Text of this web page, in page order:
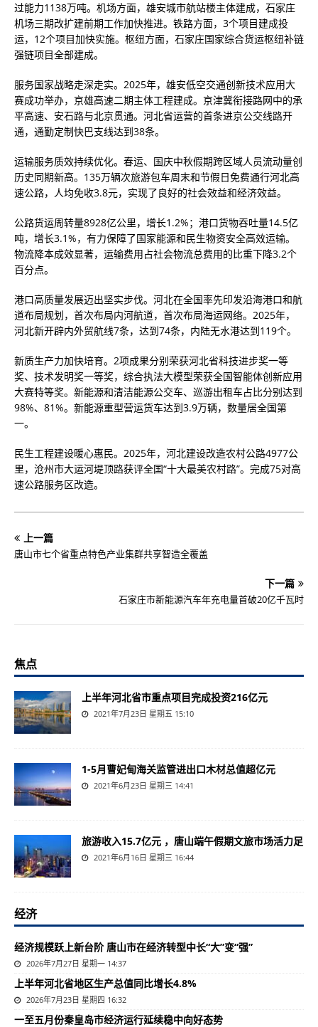
过能力1138万吨。机场方面，雄安城市航站楼主体建成，石家庄
机场三期改扩建前期工作加快推进。铁路方面，3个项目建成投
运，12个项目加快实施。枢纽方面，石家庄国家综合货运枢纽补链
强链项目全部建成。
服务国家战略走深走实。2025年，雄安低空交通创新技术应用大
赛成功举办，京雄高速二期主体工程建成。京津冀衔接路网中的承
平高速、安石路与北京贯通。河北省运营的首条进京公交线路开
通，通勤定制快巴支线达到38条。
运输服务质效持续优化。春运、国庆中秋假期跨区域人员流动量创
历史同期新高。135万辆次旅游包车周末和节假日免费通行河北高
速公路，人均免收3.8元，实现了良好的社会效益和经济效益。
公路货运周转量8928亿公里，增长1.2%；港口货物吞吐量14.5亿
吨，增长3.1%，有力保障了国家能源和民生物资安全高效运输。
物流降本成效显著，运输费用占社会物流总费用的比重下降3.2个
百分点。
港口高质量发展迈出坚实步伐。河北在全国率先印发沿海港口和航
道布局规划，首次布局内河航道，首次布局海运网络。2025年，
河北新开辟内外贸航线7条，达到74条，内陆无水港达到119个。
新质生产力加快培育。2项成果分别荣获河北省科技进步奖一等
奖、技术发明奖一等奖，综合执法大模型荣获全国智能体创新应用
大赛特等奖。新能源和清洁能源公交车、巡游出租车占比分别达到
98%、81%。新能源重型营运货车达到3.9万辆，数量居全国第
一。
民生工程建设暖心惠民。2025年，河北建设改造农村公路4977公
里，沧州市大运河堤顶路获评全国“十大最美农村路”。完成75对高
速公路服务区改造。
上一篇
唐山市七个省重点特色产业集群共享智造全覆盖
下一篇
石家庄市新能源汽车年充电量首破20亿千瓦时
焦点
上半年河北省市重点项目完成投资216亿元
2021年7月23日 星期五 15:10
1-5月曹妃甸海关监管进出口木材总值超亿元
2021年6月23日 星期三 14:41
旅游收入15.7亿元 ，唐山端午假期文旅市场活力足
2021年6月16日 星期三 16:44
经济
经济规模跃上新台阶 唐山市在经济转型中长“大”变“强”
2026年7月27日 星期一 14:37
上半年河北省地区生产总值同比增长4.8%
2026年7月23日 星期四 16:32
一至五月份秦皇岛市经济运行延续稳中向好态势